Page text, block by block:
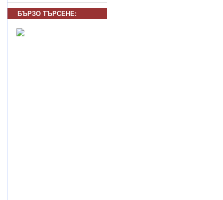
БЪРЗО ТЪРСЕНE: